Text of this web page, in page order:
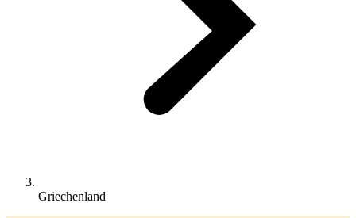
Griechenland